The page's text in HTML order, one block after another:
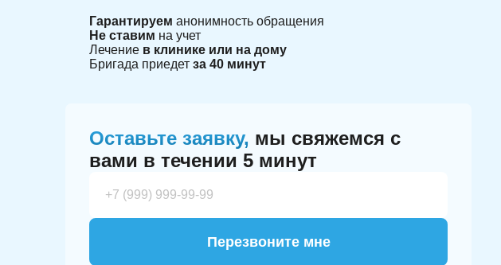
Гарантируем анонимность обращения
Не ставим на учет
Лечение в клинике или на дому
Бригада приедет за 40 минут
Оставьте заявку, мы свяжемся с
вами в течении 5 минут
Перезвоните мне